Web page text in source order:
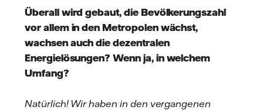
Überall wird gebaut, die Bevölkerungszahl
vor allem in den Metropolen wächst,
wachsen auch die dezentralen
Energielösungen? Wenn ja, in welchem
Umfang?
Natürlich! Wir haben in den vergangenen